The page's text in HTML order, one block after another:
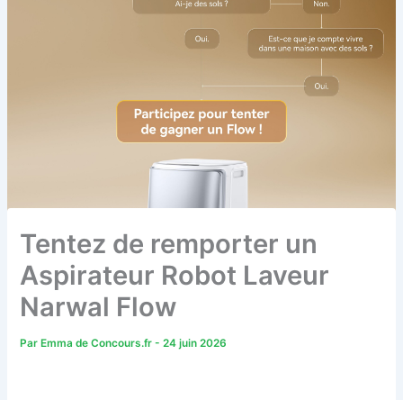
Tentez de remporter un
Aspirateur Robot Laveur
Narwal Flow
ParEmma de Concours.fr-24 juin 2026